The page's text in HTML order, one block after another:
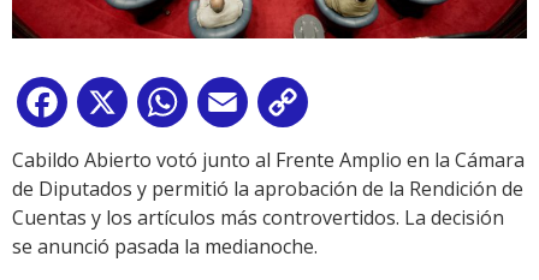
Facebook
X WhatsApp
Email
Link
Cabildo Abierto votó junto al Frente Amplio en la Cámara
de Diputados y permitió la aprobación de la Rendición de
Cuentas y los artículos más controvertidos. La decisión
se anunció pasada la medianoche.